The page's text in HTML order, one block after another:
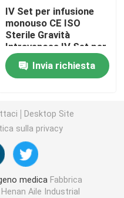
IV Set per infusione
monouso CE ISO
Sterile Gravità
Intravenosa IV Set per
infusione
Invia richiesta
Desktop Site
sulla privacy
medica Fabbrica
Aile Industrial